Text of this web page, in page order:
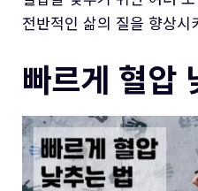
전반적인 삶의 질을 향상
빠르게 혈압